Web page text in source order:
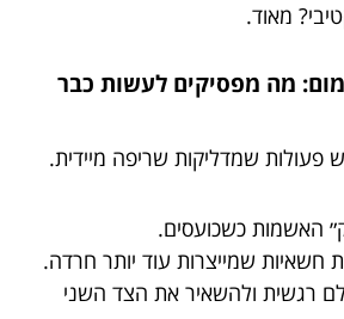
מאוד.
מה מפסיקים לעשות כבר
פעולות שמדליקות שריפה מיידית.
האשמות כשכועסים.
חשאיות שמייצרות עוד יותר חרדה.
רגשית ולהשאיר את הצד השני